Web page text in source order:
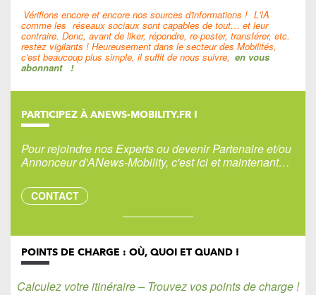
Vérifions encore et encore nos sources d'informations ! L'IA
comme les réseaux sociaux sont capables de tout… et leur
contraire. Donc, avant de liker, répondre, re-poster, transférer, etc.
restez vigilants ! Heureusement dans le secteur des Mobilités,
c'est beaucoup plus simple, il suffit de nous suivre, en vous
abonnant !
PARTICIPEZ À ANEWS-MOBILITY.FR !
Pour rejoindre nos Experts ou devenir Partenaire et/ou
Annonceur d'ANews-Mobility, c'est ici et maintenant…
CONTACT
POINTS DE CHARGE : OÙ, QUOI ET QUAND !
Calculez votre itinéraire – Trouvez vos points de charge !